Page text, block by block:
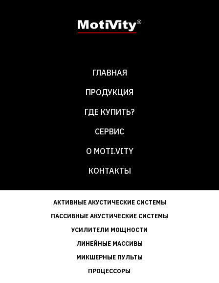
ГЛАВНАЯ
ПРОДУКЦИЯ
ГДЕ КУПИТЬ?
СЕРВИС
О MOTI.VITY
КОНТАКТЫ
ЛИНЕЙНЫЕ МАССИВЫ
ПАССИВНЫЕ АКУСТИЧЕСКИЕ СИСТЕМЫ
УСИЛИТЕЛИ МОЩНОСТИ
МИКШЕРНЫЕ ПУЛЬТЫ
ПРОЦЕССОРЫ
АКТИВНЫЕ АКУСТИЧЕСКИЕ СИСТЕМЫ